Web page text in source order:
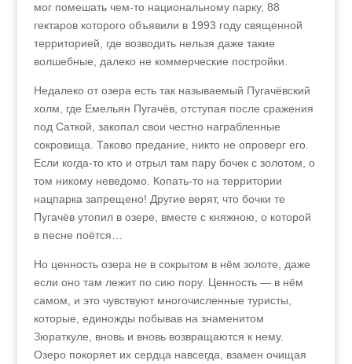
мог помешать чем-то национальному парку, 88
гектаров которого объявили в 1993 году священной
территорией, где возводить нельзя даже такие
волшебные, далеко не коммерческие постройки.
Недалеко от озера есть так называемый Пугачёвский
холм, где Емельян Пугачёв, отступая после сражения
под Саткой, закопал свои честно награбленные
сокровища. Таково предание, никто не опроверг его.
Если когда-то кто и отрыл там пару бочек с золотом, о
том никому неведомо. Копать-то на территории
нацпарка запрещено! Другие верят, что бочки те
Пугачёв утопил в озере, вместе с княжною, о которой
в песне поётся…
Но ценность озера не в сокрытом в нём золоте, даже
если оно там лежит по сию пору. Ценность — в нём
самом, и это чувствуют многочисленные туристы,
которые, единожды побывав на знаменитом
Зюраткуле, вновь и вновь возвращаются к нему.
Озеро покоряет их сердца навсегда, взамен очищая